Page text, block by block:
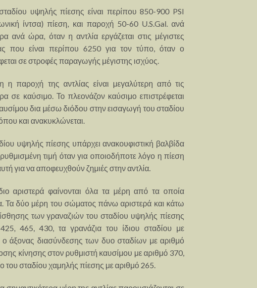
υψηλής πίεσης είναι περίπου 850-900 PSI
ίντσα) πίεση, και παροχή 50-60 U.S.Gal. ανά
ανά ώρα, όταν η αντλία εργάζεται στις μέγιστες
που είναι περίπου 6250 για τον τύπο, όταν ο
σε στροφές παραγωγής μέγιστης ισχύος.
η παροχή της αντλίας είναι μεγαλύτερη από τις
σε καύσιμο. Το πλεονάζον καύσιμο επιστρέφεται
δια μέσω διόδου στην εισαγωγή του σταδίου
και ανακυκλώνεται.
υψηλής πίεσης υπάρχει ανακουφιστική βαλβίδα
τιμή όταν για οποιοδήποτε λόγο η πίεση
για να αποφευχθούν ζημιές στην αντλία.
αριστερά φαίνονται όλα τα μέρη από τα οποία
Τα δύο μέρη του σώματος πάνω αριστερά και κάτω
των γραναζιών του σταδίου υψηλής πίεσης
465, 430, τα γρανάζια του ίδιου σταδίου με
άξονας διασύνδεσης των δυο σταδίων με αριθμό
κίνησης στον ρυθμιστή καυσίμου με αριθμό 370,
του σταδίου χαμηλής πίεσης με αριθμό 265.